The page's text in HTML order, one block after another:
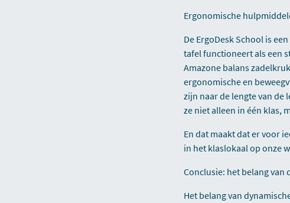
Ergonomische
De ErgoDesk School is
tafel functioneert als een
Amazone balans
ergonomische en
zijn naar de lengte van de
ze niet alleen in één klas,
En dat maakt dat er voor
in het klaslokaal op onze
Conclusie: het belang
Het belang van